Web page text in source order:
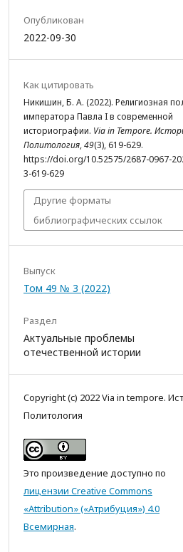
Опубликован
2022-09-30
Как цитировать
Никишин, Б. А. (2022). Религиозная
императора Павла I в современной
историографии. Via in Tempore.
Политология,49(3), 619-629.
https://doi.org/10.52575/2687-0967-
3-619-629
Другие форматы
библиографических ссылок
Выпуск
Том 49 № 3 (2022)
Раздел
Актуальные проблемы
отечественной истории
Copyright (c) 2022 Via in tempore.
Политология
Это произведение доступно по
лицензии Creative Commons
«Attribution» («Атрибуция») 4.0
Всемирная.